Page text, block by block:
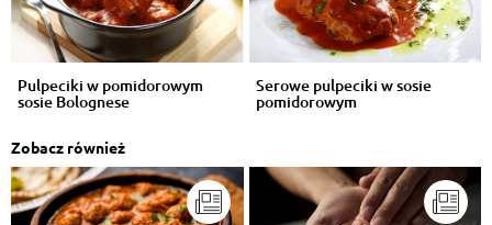
Pulpeciki w pomidorowym
sosie Bolognese
Serowe pulpeciki w sosie
pomidorowym
Zobacz również